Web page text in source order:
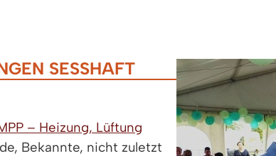
SESSHAFT
– Heizung, Lüftung
Bekannte, nicht zuletzt